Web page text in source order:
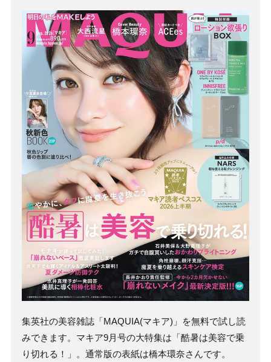
集英社の美容雑誌「MAQUIA(マキア)」を無料で試し読
みできます。マキア9月号の大特集は「酷暑は美容で乗
り切れる！」。通常版の表紙は橋本環奈さんです。